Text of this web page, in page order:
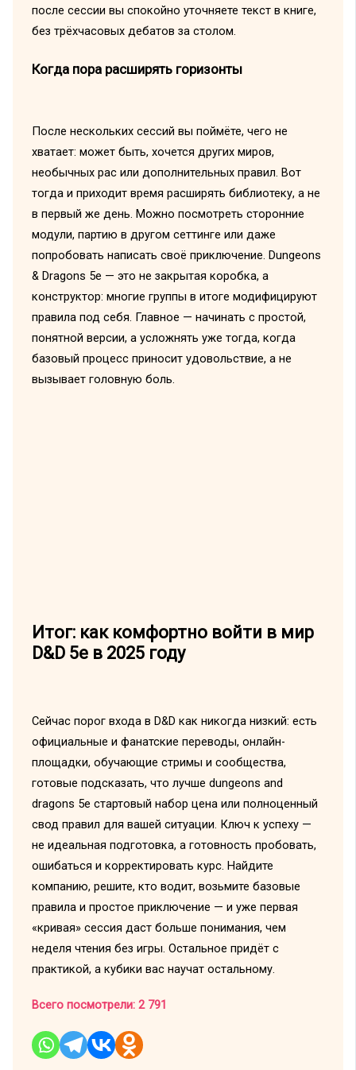
после сессии вы спокойно уточняете текст в книге,
без трёхчасовых дебатов за столом.
Когда пора расширять горизонты
После нескольких сессий вы поймёте, чего не
хватает: может быть, хочется других миров,
необычных рас или дополнительных правил. Вот
тогда и приходит время расширять библиотеку, а не
в первый же день. Можно посмотреть сторонние
модули, партию в другом сеттинге или даже
попробовать написать своё приключение. Dungeons
& Dragons 5e — это не закрытая коробка, а
конструктор: многие группы в итоге модифицируют
правила под себя. Главное — начинать с простой,
понятной версии, а усложнять уже тогда, когда
базовый процесс приносит удовольствие, а не
вызывает головную боль.
Итог: как комфортно войти в мир
D&D 5e в 2025 году
Сейчас порог входа в D&D как никогда низкий: есть
официальные и фанатские переводы, онлайн-
площадки, обучающие стримы и сообщества,
готовые подсказать, что лучше dungeons and
dragons 5e стартовый набор цена или полноценный
свод правил для вашей ситуации. Ключ к успеху —
не идеальная подготовка, а готовность пробовать,
ошибаться и корректировать курс. Найдите
компанию, решите, кто водит, возьмите базовые
правила и простое приключение — и уже первая
«кривая» сессия даст больше понимания, чем
неделя чтения без игры. Остальное придёт с
практикой, а кубики вас научат остальному.
Всего посмотрели: 2 791